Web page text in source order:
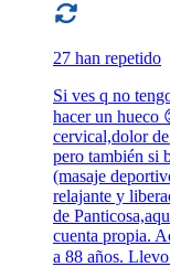
27 han repetido
Si ves q no
hacer un hueco
cervical,dolor
pero también si
(masaje
relajante y
de
cuenta propia.
a 88 años.